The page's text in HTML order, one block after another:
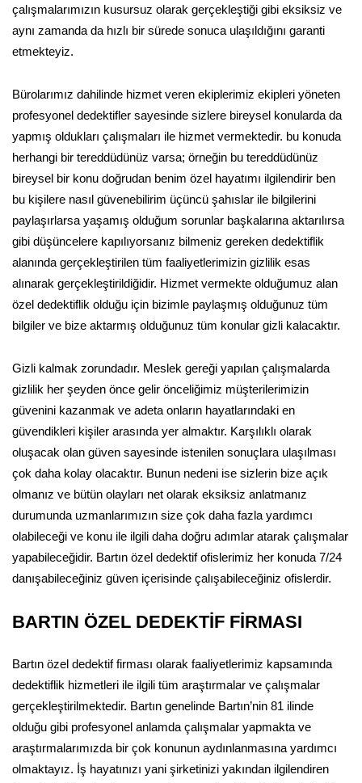
çalışmalarımızın kusursuz olarak gerçekleştiği gibi eksiksiz ve
aynı zamanda da hızlı bir sürede sonuca ulaşıldığını garanti
etmekteyiz.
Bürolarımız dahilinde hizmet veren ekiplerimiz ekipleri yöneten
profesyonel dedektifler sayesinde sizlere bireysel konularda da
yapmış oldukları çalışmaları ile hizmet vermektedir. bu konuda
herhangi bir tereddüdünüz varsa; örneğin bu tereddüdünüz
bireysel bir konu doğrudan benim özel hayatımı ilgilendirir ben
bu kişilere nasıl güvenebilirim üçüncü şahıslar ile bilgilerini
paylaşırlarsa yaşamış olduğum sorunlar başkalarına aktarılırsa
gibi düşüncelere kapılıyorsanız bilmeniz gereken dedektiflik
alanında gerçekleştirilen tüm faaliyetlerimizin gizlilik esas
alınarak gerçekleştirildiğidir. Hizmet vermekte olduğumuz alan
özel dedektiflik olduğu için bizimle paylaşmış olduğunuz tüm
bilgiler ve bize aktarmış olduğunuz tüm konular gizli kalacaktır.
Gizli kalmak zorundadır. Meslek gereği yapılan çalışmalarda
gizlilik her şeyden önce gelir önceliğimiz müşterilerimizin
güvenini kazanmak ve adeta onların hayatlarındaki en
güvendikleri kişiler arasında yer almaktır. Karşılıklı olarak
oluşacak olan güven sayesinde istenilen sonuçlara ulaşılması
çok daha kolay olacaktır. Bunun nedeni ise sizlerin bize açık
olmanız ve bütün olayları net olarak eksiksiz anlatmanız
durumunda uzmanlarımızın size çok daha fazla yardımcı
olabileceği ve konu ile ilgili daha doğru adımlar atarak çalışmalar
yapabileceğidir. Bartın özel dedektif ofislerimiz her konuda 7/24
danışabileceğiniz güven içerisinde çalışabileceğiniz ofislerdir.
BARTIN ÖZEL DEDEKTİF FİRMASI
Bartın özel dedektif firması olarak faaliyetlerimiz kapsamında
dedektiflik hizmetleri ile ilgili tüm araştırmalar ve çalışmalar
gerçekleştirilmektedir. Bartın genelinde Bartın’nin 81 ilinde
olduğu gibi profesyonel anlamda çalışmalar yapmakta ve
araştırmalarımızda bir çok konunun aydınlanmasına yardımcı
olmaktayız. İş hayatınızı yani şirketinizi yakından ilgilendiren